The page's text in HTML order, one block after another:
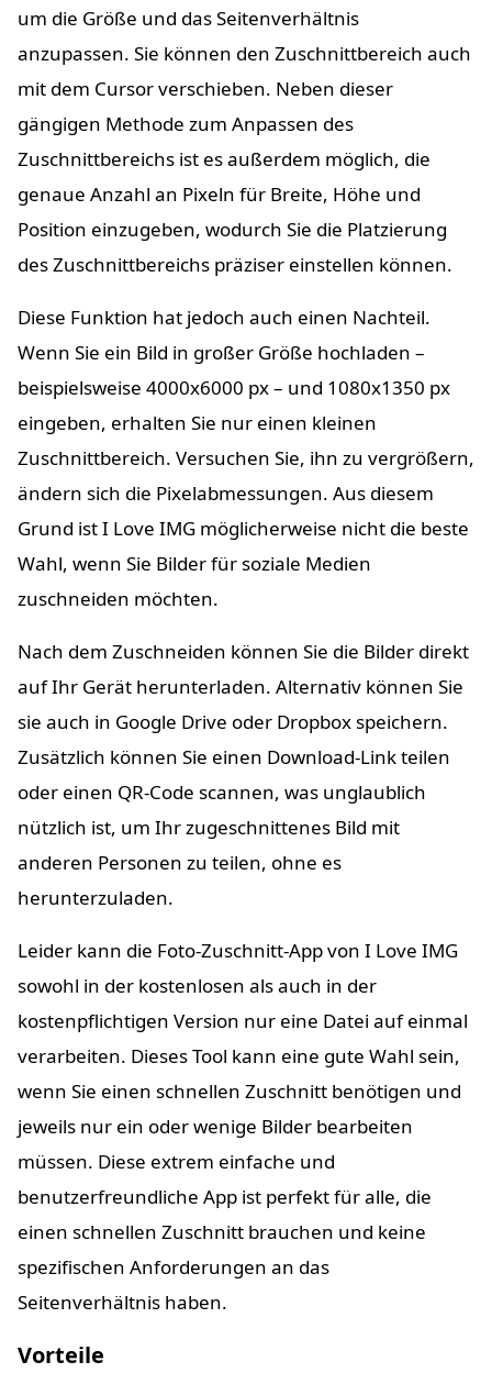
um die Größe und das Seitenverhältnis
anzupassen. Sie können den Zuschnittbereich auch
mit dem Cursor verschieben. Neben dieser
gängigen Methode zum Anpassen des
Zuschnittbereichs ist es außerdem möglich, die
genaue Anzahl an Pixeln für Breite, Höhe und
Position einzugeben, wodurch Sie die Platzierung
des Zuschnittbereichs präziser einstellen können.
Diese Funktion hat jedoch auch einen Nachteil.
Wenn Sie ein Bild in großer Größe hochladen –
beispielsweise 4000x6000 px – und 1080x1350 px
eingeben, erhalten Sie nur einen kleinen
Zuschnittbereich. Versuchen Sie, ihn zu vergrößern,
ändern sich die Pixelabmessungen. Aus diesem
Grund ist I Love IMG möglicherweise nicht die beste
Wahl, wenn Sie Bilder für soziale Medien
zuschneiden möchten.
Nach dem Zuschneiden können Sie die Bilder direkt
auf Ihr Gerät herunterladen. Alternativ können Sie
sie auch in Google Drive oder Dropbox speichern.
Zusätzlich können Sie einen Download-Link teilen
oder einen QR-Code scannen, was unglaublich
nützlich ist, um Ihr zugeschnittenes Bild mit
anderen Personen zu teilen, ohne es
herunterzuladen.
Leider kann die Foto-Zuschnitt-App von I Love IMG
sowohl in der kostenlosen als auch in der
kostenpflichtigen Version nur eine Datei auf einmal
verarbeiten. Dieses Tool kann eine gute Wahl sein,
wenn Sie einen schnellen Zuschnitt benötigen und
jeweils nur ein oder wenige Bilder bearbeiten
müssen. Diese extrem einfache und
benutzerfreundliche App ist perfekt für alle, die
einen schnellen Zuschnitt brauchen und keine
spezifischen Anforderungen an das
Seitenverhältnis haben.
Vorteile